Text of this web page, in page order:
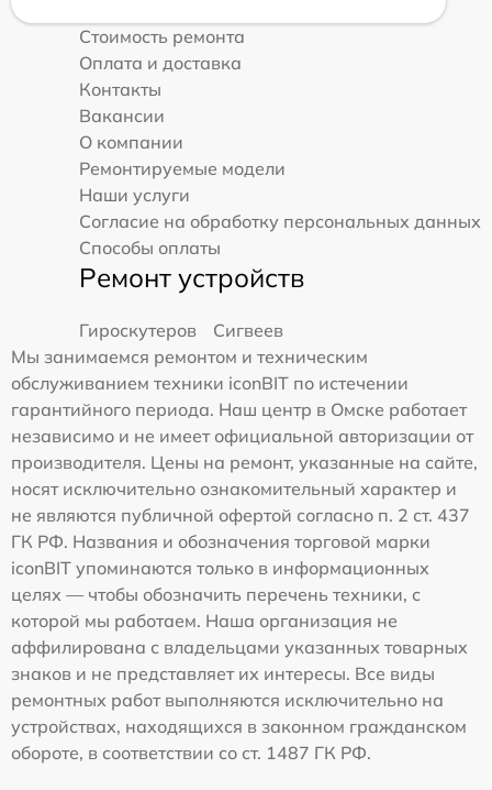
Стоимость ремонта
Оплата и доставка
Контакты
Вакансии
О компании
Ремонтируемые модели
Наши услуги
Согласие на обработку персональных данных
Способы оплаты
Ремонт устройств
Гироскутеров
Сигвеев
Мы занимаемся ремонтом и техническим
обслуживанием техники iconBIT по истечении
гарантийного периода. Наш центр в Омске работает
независимо и не имеет официальной авторизации от
производителя. Цены на ремонт, указанные на сайте,
носят исключительно ознакомительный характер и
не являются публичной офертой согласно п. 2 ст. 437
ГК РФ. Названия и обозначения торговой марки
iconBIT упоминаются только в информационных
целях — чтобы обозначить перечень техники, с
которой мы работаем. Наша организация не
аффилирована с владельцами указанных товарных
знаков и не представляет их интересы. Все виды
ремонтных работ выполняются исключительно на
устройствах, находящихся в законном гражданском
обороте, в соответствии со ст. 1487 ГК РФ.